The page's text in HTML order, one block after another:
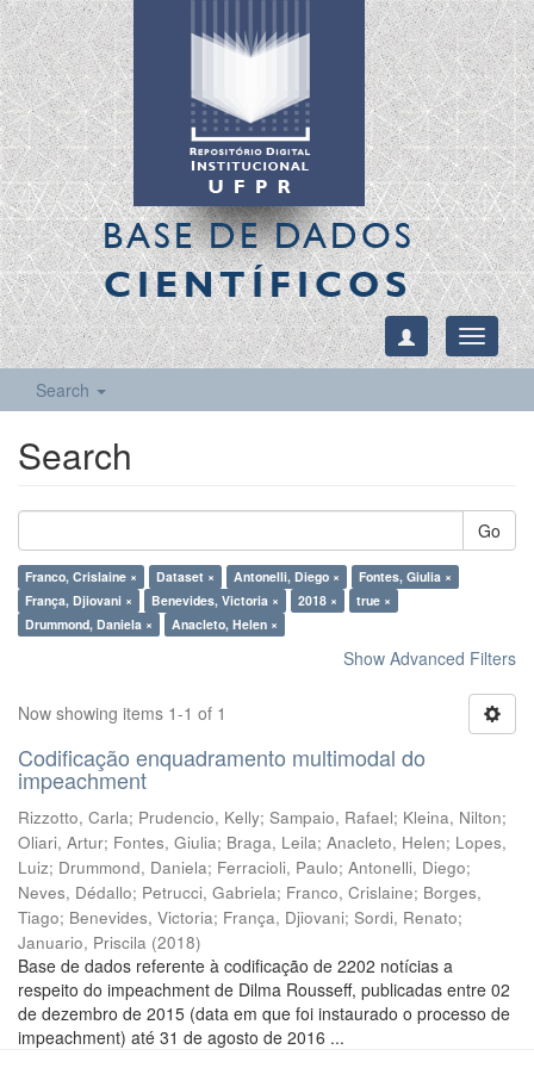
BASE DE DADOS
CIENTÍFICOS
Toggle
Search
Search
Go
Franco, Crislaine × Dataset × Antonelli, Diego ×
Fontes, Giulia ×
França, Djiovani ×
Benevides, Victoria × 2018 ×
true ×
Drummond, Daniela ×
Anacleto, Helen ×
Show Advanced Filters
Now showing items 1-1 of 1
Codificação enquadramento multimodal do
impeachment
Rizzotto, Carla; Prudencio, Kelly; Sampaio, Rafael; Kleina, Nilton;
Oliari, Artur; Fontes, Giulia; Braga, Leila; Anacleto, Helen; Lopes,
Luiz; Drummond, Daniela; Ferracioli, Paulo; Antonelli, Diego;
Neves, Dédallo; Petrucci, Gabriela; Franco, Crislaine; Borges,
Tiago; Benevides, Victoria; França, Djiovani; Sordi, Renato;
Januario, Priscila (2018)
Base de dados referente à codificação de 2202 notícias a
respeito do impeachment de Dilma Rousseff, publicadas entre 02
de dezembro de 2015 (data em que foi instaurado o processo de
impeachment) até 31 de agosto de 2016 ...